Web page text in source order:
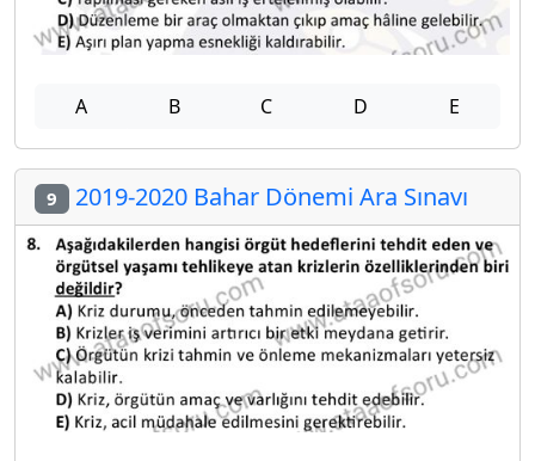
A B C D E
9 2019-2020 Bahar Dönemi Ara Sınavı